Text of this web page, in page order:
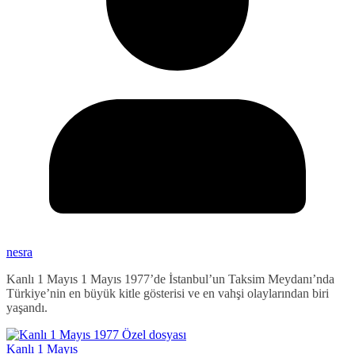
nesra
Kanlı 1 Mayıs 1 Mayıs 1977’de İstanbul’un Taksim Meydanı’nda
Türkiye’nin en büyük kitle gösterisi ve en vahşi olaylarından biri
yaşandı.
Kanlı 1 Mayıs